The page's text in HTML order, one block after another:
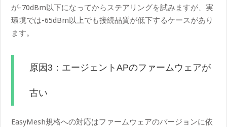
が-70dBm以下になってからステアリングを試みますが、実
環境では-65dBm以上でも接続品質が低下するケースがあり
ます。
原因3：エージェントAPのファームウェアが
古い
EasyMesh規格への対応はファームウェアのバージョンに依